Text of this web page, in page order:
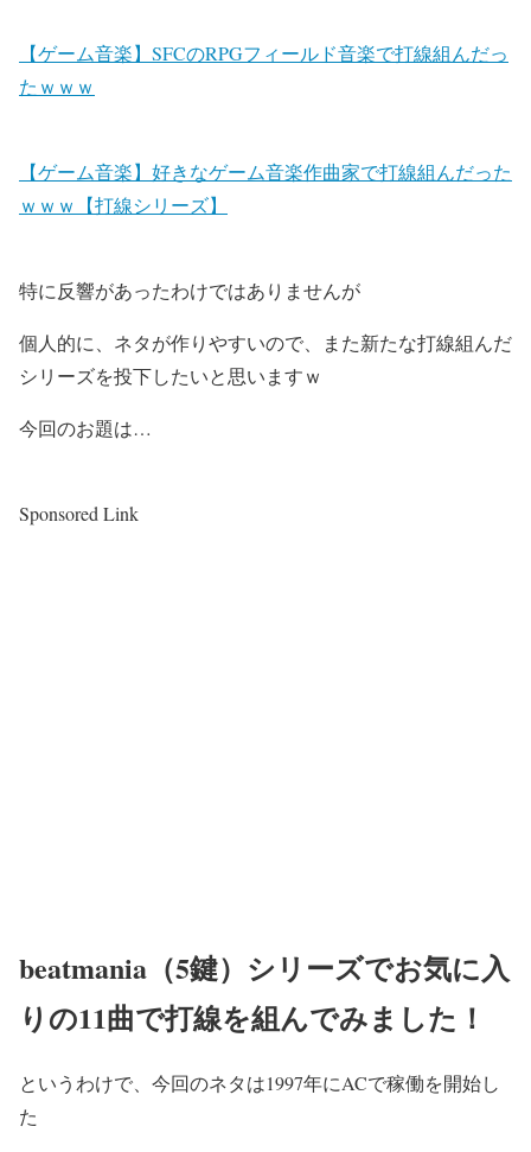
【ゲーム音楽】SFCのRPGフィールド音楽で打線組んだっ
たｗｗｗ
【ゲーム音楽】好きなゲーム音楽作曲家で打線組んだった
ｗｗｗ【打線シリーズ】
特に反響があったわけではありませんが
個人的に、ネタが作りやすいので、また新たな打線組んだ
シリーズを投下したいと思いますｗ
今回のお題は…
Sponsored Link
beatmania（5鍵）シリーズでお気に入
りの11曲で打線を組んでみました！
というわけで、今回のネタは1997年にACで稼働を開始し
た